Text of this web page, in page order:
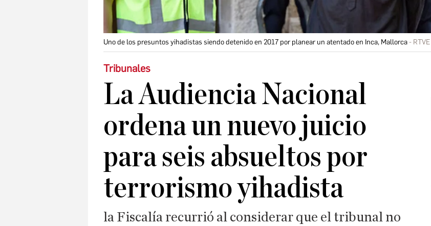
Uno de los presuntos yihadistas siendo detenido en 2017 por planear un atentado en Inca, Mallorca RTVE
Tribunales
La Audiencia Nacional
ordena un nuevo juicio
para seis absueltos por
terrorismo yihadista
la Fiscalía recurrió al considerar que el tribunal no